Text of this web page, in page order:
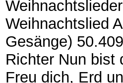
Weihnachtslied
Gesänge)
Richter Nun bist
Freu dich, Erd